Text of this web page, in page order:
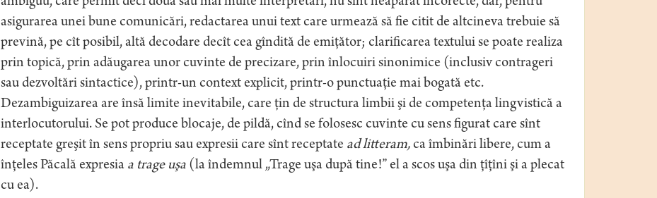
asigurarea unei bune comunicări, redactarea unui text care urmează să fie citit de altcineva trebuie să
prevină, pe cît posibil, altă decodare decît cea gîndită de emiţător; clarificarea textului se poate realiza
prin topică, prin adăugarea unor cuvinte de precizare, prin înlocuiri sinonimice (inclusiv contrageri
sau dezvoltări sintactice), printr-un context explicit, printr-o punctuaţie mai bogată etc.
Dezambiguizarea are însă limite inevitabile, care ţin de structura limbii şi de competenţa lingvistică a
interlocutorului. Se pot produce blocaje, de pildă, cînd se folosesc cuvinte cu sens figurat care sînt
receptate greşit în sens propriu sau expresii care sînt receptate ad litteram,ca îmbinări libere, cum a
înţeles Păcală expresia a trage uşa(la îndemnul „Trage uşa după tine!” el a scos uşa din ţîţîni şi a plecat
cu ea).